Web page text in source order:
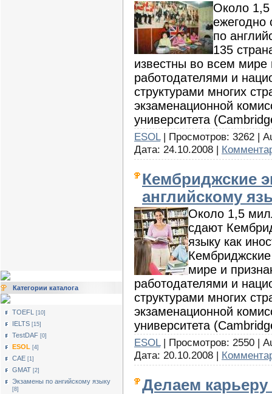
Категории каталога
TOEFL [10]
IELTS [15]
TestDAF [0]
ESOL [4]
САЕ [1]
GMAT [2]
Экзамены по ангийскому языку
[8]
Около 1,5
ежегодно
по
135
известны во всем мире
работодателями и
структурами многих
экзаменационной
университета
ESOL| Просмотров: 3262 |
Дата: 24.10.2008 |
Кембриджские
английскому
Около 1,5
сдают
языку как
мире и
работодателями и
структурами многих
экзаменационной
университета
ESOL| Просмотров: 2550 |
Дата: 20.10.2008 |
Делаем карьеру